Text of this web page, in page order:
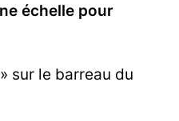
échelle pour
sur le barreau du